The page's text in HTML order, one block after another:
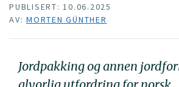
PUBLISERT: 10.06.2025
AV: MORTEN GÜNTHER
Jordpakking og annen